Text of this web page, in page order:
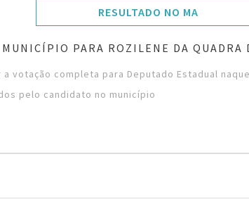
RESULTADO NO MA
PARA ROZILENE DA QUADRA
votação completa para Deputado Estadual
pelo candidato no município